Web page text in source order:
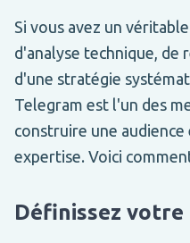
Si vous avez un
d'analyse technique, de
d'une stratégie
Telegram est l'un des
construire une
expertise. Voici
Définissez votre